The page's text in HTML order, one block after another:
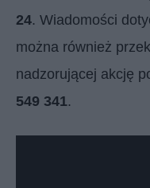
24. Wiadomości
można również
nadzorującej akcję
549 341.